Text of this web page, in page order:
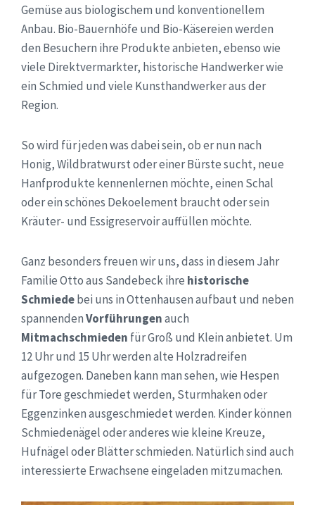
Gemüse aus biologischem und konventionellem
Anbau. Bio-Bauernhöfe und Bio-Käsereien werden
den Besuchern ihre Produkte anbieten, ebenso wie
viele Direktvermarkter, historische Handwerker wie
ein Schmied und viele Kunsthandwerker aus der
Region.
So wird für jeden was dabei sein, ob er nun nach
Honig, Wildbratwurst oder einer Bürste sucht, neue
Hanfprodukte kennenlernen möchte, einen Schal
oder ein schönes Dekoelement braucht oder sein
Kräuter- und Essigreservoir auffüllen möchte.
Ganz besonders freuen wir uns, dass in diesem Jahr
Familie Otto aus Sandebeck ihre historische
Schmiedebei uns in Ottenhausen aufbaut und neben
spannendenVorführungenauch
Mitmachschmieden für Groß und Klein anbietet. Um
12 Uhr und 15 Uhr werden alte Holzradreifen
aufgezogen. Daneben kann man sehen, wie Hespen
für Tore geschmiedet werden, Sturmhaken oder
Eggenzinken ausgeschmiedet werden. Kinder können
Schmiedenägel oder anderes wie kleine Kreuze,
Hufnägel oder Blätter schmieden. Natürlich sind auch
interessierte Erwachsene eingeladen mitzumachen.